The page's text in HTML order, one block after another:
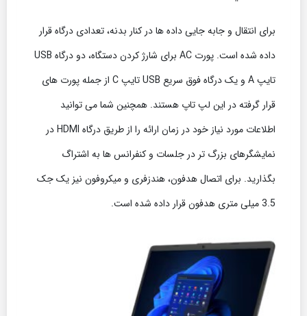
برای انتقال و جابه جایی داده ها در کنار بدنه، تعدادی درگاه قرار
داده شده است. پورت AC برای شارژ کردن دستگاه، دو درگاه USB
تایپ A و یک درگاه فوق سریع USB تایپ C از جمله پورت های
قرار گرفته در این لپ تاپ هستند. همچنین شما می توانید
اطلاعات مورد نیاز خود در زمان ارائه را از طریق درگاه HDMI در
نمایشگرهای بزرگ تر در جلسات و کنفرانس ها به اشتراگ
بگذارید. برای اتصال هدفون، هندزفری و میکروفون نیز یک جک
3.5 میلی متری هدفون قرار داده شده است.